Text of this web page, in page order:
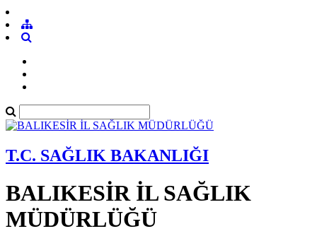
T.C. SAĞLIK BAKANLIĞI
BALIKESİR İL SAĞLIK
MÜDÜRLÜĞÜ